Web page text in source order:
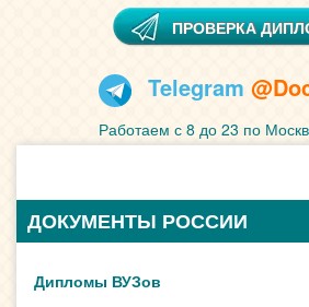
ПРОВЕРКА
Telegram
Работаем с 8 до 23 по
ДОКУМЕНТЫ РОССИИ
Дипломы ВУЗов